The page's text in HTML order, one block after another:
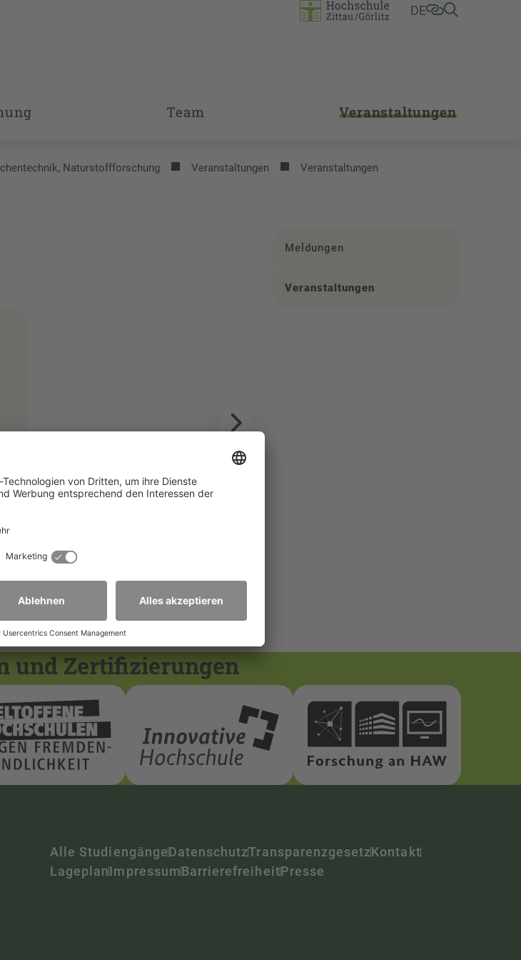
DE
Team Veranstaltungen
Naturstoffforschung Veranstaltungen Veranstaltungen
Meldungen
Veranstaltungen
und Zertifizierungen
Alle StudiengängeDatenschutzTransparenzgesetzKontakt
LageplanImpressumBarrierefreiheitPresse